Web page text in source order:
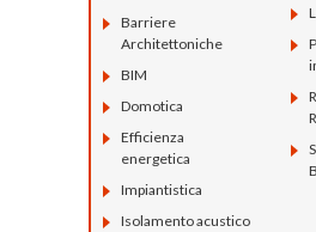
Barriere
Architettoniche
BIM
Domotica
Efficienza
energetica
Impiantistica
Isolamento acustico